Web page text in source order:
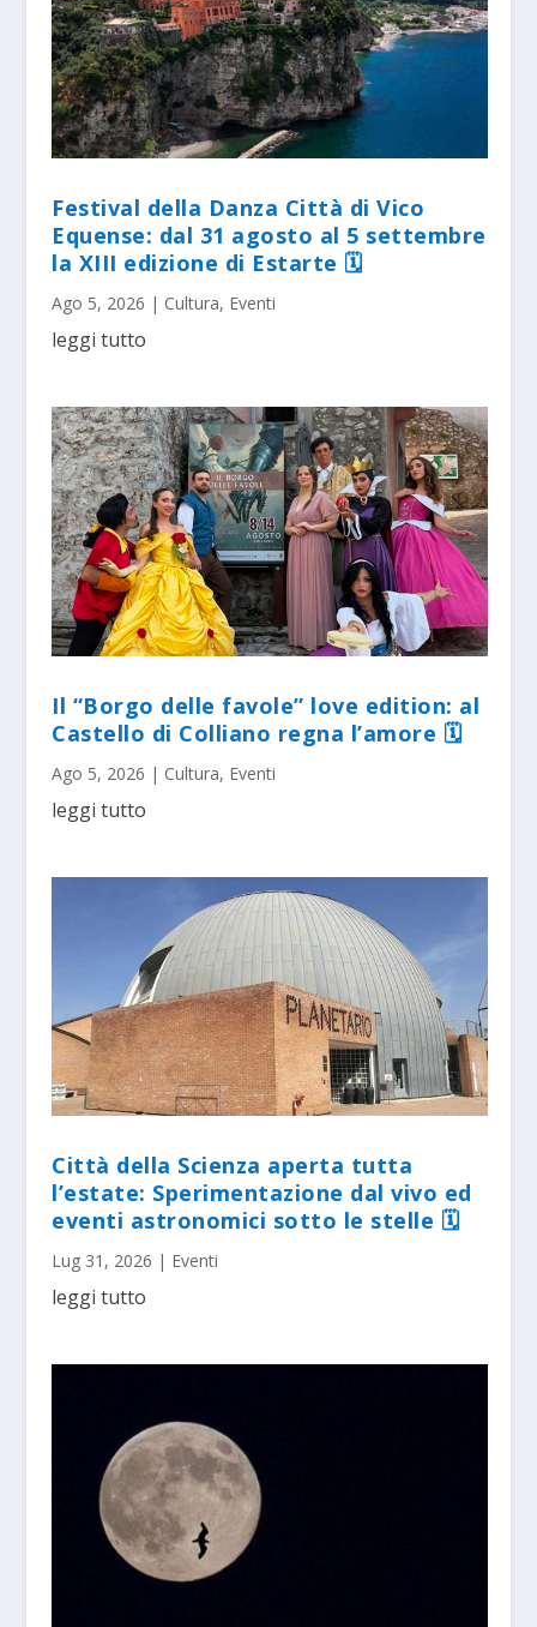
Festival della Danza Città di Vico
Equense: dal 31 agosto al 5 settembre
la XIII edizione di Estarte 🗓
Ago 5, 2026 | Cultura, Eventi
leggi tutto
Il “Borgo delle favole” love edition: al
Castello di Colliano regna l’amore 🗓
Ago 5, 2026 | Cultura, Eventi
leggi tutto
Città della Scienza aperta tutta
l’estate: Sperimentazione dal vivo ed
eventi astronomici sotto le stelle 🗓
Lug 31, 2026 | Eventi
leggi tutto